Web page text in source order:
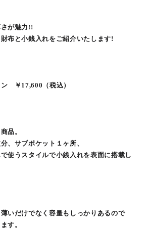
が魅力!!
布と小銭入れをご紹介いたします!
￥17,600（税込）
品。
、サブポケット１ヶ所、
使うスタイルで小銭入れを表面に搭載し
いだけでなく容量もしっかりあるので
す。